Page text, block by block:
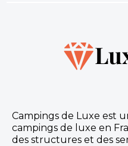
Campings de Luxe est
campings de luxe en
des structures et des